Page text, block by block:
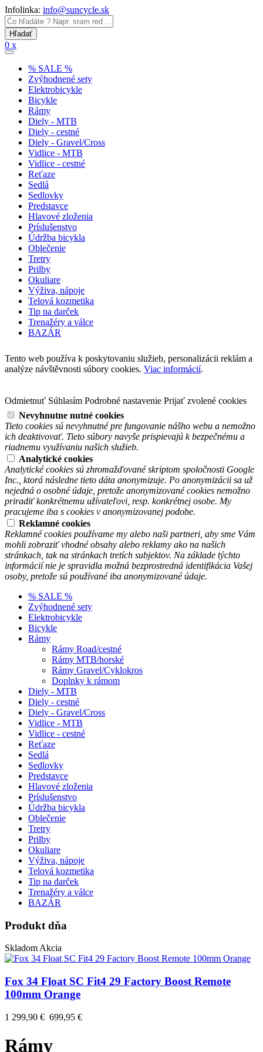
Infolinka: info@suncycle.sk
0 x
% SALE %
Zvýhodnené sety
Elektrobicykle
Bicykle
Rámy
Diely - MTB
Diely - cestné
Diely - Gravel/Cross
Vidlice - MTB
Vidlice - cestné
Reťaze
Sedlá
Sedlovky
Predstavce
Hlavové zloženia
Príslušenstvo
Údržba bicykla
Oblečenie
Tretry
Prilby
Okuliare
Výživa, nápoje
Telová kozmetika
Tip na darček
Trenažéry a válce
BAZÁR
Tento web používa k poskytovaniu služieb, personalizácii reklám a
analýze návštěvnosti súbory cookies. Viac informácií.
Odmietnuť Súhlasím Podrobné nastavenie Prijať zvolené cookies
Nevyhnutne nutné cookies
Tieto cookies sú nevyhnutné pre fungovanie nášho webu a nemožno
ich deaktivovať. Tieto súbory navyše prispievajú k bezpečnému a
riadnemu využívaniu našich služieb.
Analytické cookies
Analytické cookies sú zhromažďované skriptom spoločnosti Google
Inc., ktorá následne tieto dáta anonymizuje. Po anonymizácii sa už
nejedná o osobné údaje, pretože anonymizované cookies nemožno
priradiť konkrétnemu užívateľovi, resp. konkrétnej osobe. My
pracujeme iba s cookies v anonymizovanej podobe.
Reklamné cookies
Reklamné cookies používame my alebo naši partneri, aby sme Vám
mohli zobraziť vhodné obsahy alebo reklamy ako na našich
stránkach, tak na stránkach tretích subjektov. Na základe týchto
informácií nie je spravidla možná bezprostredná identifikácia Vašej
osoby, pretože sú používané iba anonymizované údaje.
% SALE %
Zvýhodnené sety
Elektrobicykle
Bicykle
Rámy
Rámy Road/cestné
Rámy MTB/horské
Rámy Gravel/Cyklokros
Doplnky k rámom
Diely - MTB
Diely - cestné
Diely - Gravel/Cross
Vidlice - MTB
Vidlice - cestné
Reťaze
Sedlá
Sedlovky
Predstavce
Hlavové zloženia
Príslušenstvo
Údržba bicykla
Oblečenie
Tretry
Prilby
Okuliare
Výživa, nápoje
Telová kozmetika
Tip na darček
Trenažéry a válce
BAZÁR
Produkt dňa
SkladomAkcia
Fox 34 Float SC Fit4 29 Factory Boost Remote
100mm Orange
1 299,90 € 699,95 €
Rámy